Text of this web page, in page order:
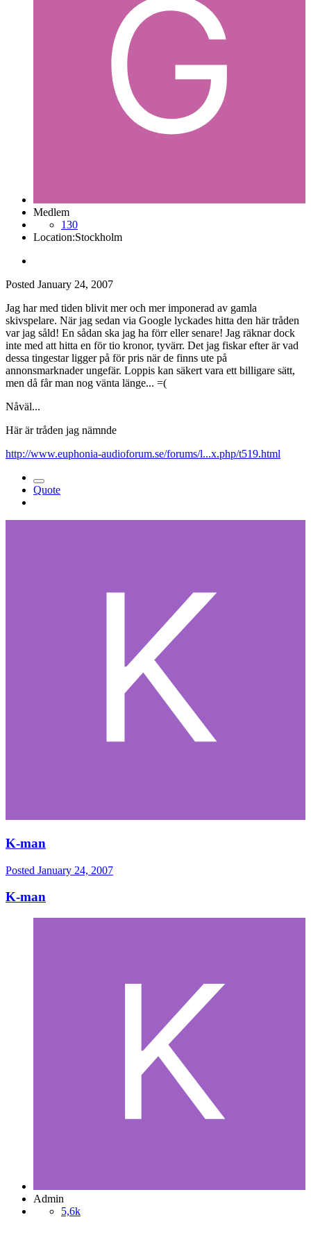
Medlem
130
Location:Stockholm
Posted January 24, 2007
Jag har med tiden blivit mer och mer imponerad av gamla
skivspelare. När jag sedan via Google lyckades hitta den här tråden
var jag såld! En sådan ska jag ha förr eller senare! Jag räknar dock
inte med att hitta en för tio kronor, tyvärr. Det jag fiskar efter är vad
dessa tingestar ligger på för pris när de finns ute på
annonsmarknader ungefär. Loppis kan säkert vara ett billigare sätt,
men då får man nog vänta länge... =(
Nåväl...
Här är tråden jag nämnde
http://www.euphonia-audioforum.se/forums/l...x.php/t519.html
Quote
K-man
Posted January 24, 2007
K-man
Admin
5,6k